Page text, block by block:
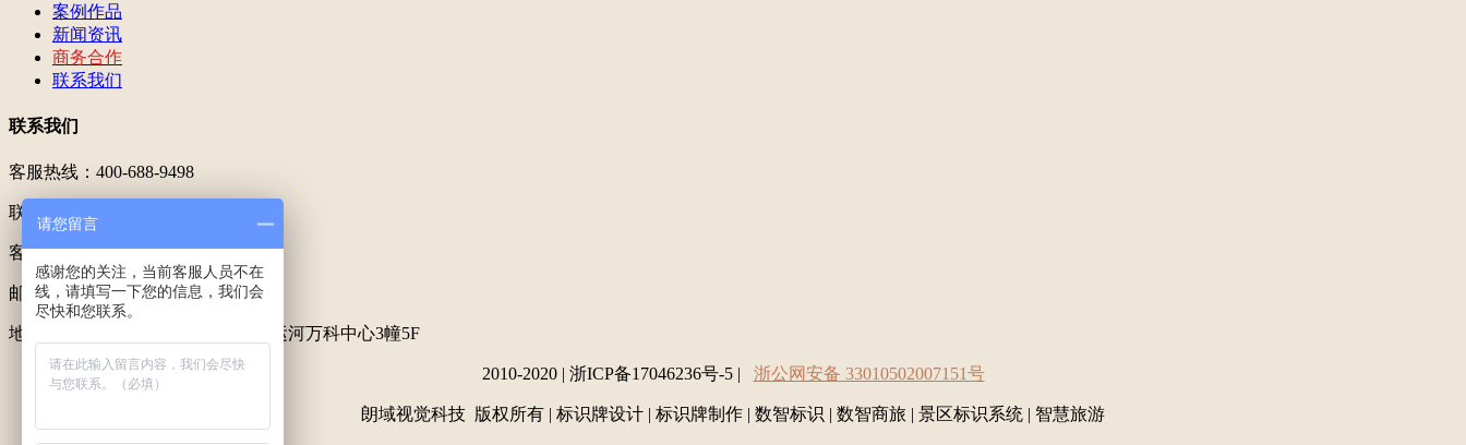
案例作品
新闻资讯
商务合作
联系我们
联系我们
客服热线：400-688-9498
联系专线：199 5789 5533
客服QQ：200600571
邮箱：200600571@qq.com
地址： 杭州市拱墅区花园岗街88号运河万科中心3幢5F
2010-2020 | 浙ICP备17046236号-5 | 浙公网安备 33010502007151号
朗域视觉科技 版权所有 | 标识牌设计 | 标识牌制作 | 数智标识 | 数智商旅 | 景区标识系统 | 智慧旅游
请您留言
感谢您的关注，当前客服人员不在
线，请填写一下您的信息，我们会
尽快和您联系。